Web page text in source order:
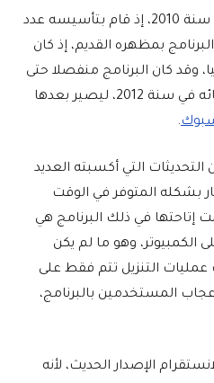
تم إصدار برنامج انستقرام في سنة 2010، إذ قام بتأسيسه عدد
بمظهره القديم، إذ كان
وقد كان البرنامج منفصلا حتى
قامت شركة فيس بوك باقتنائه في سنة 2012، ليصير بعدها
.
التحديثات التي أكسبته العديد
بشكله المتوفر في الوقت
إتاحتها في ذلك البرنامج هي
الكمبيوتر، وهو ما لم يكن
التنزيل تتم فقط على
المستخدمين بالبرنامج،
الإصدار الحديث، لأنه